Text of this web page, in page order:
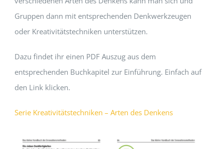
Gruppen dann mit entsprechenden Denkwerkzeugen
oder Kreativitätstechniken unterstützen.
Dazu findet ihr einen PDF Auszug aus dem
entsprechenden Buchkapitel zur Einführung. Einfach auf
den Link klicken.
Serie Kreativitätstechniken – Arten des Denkens